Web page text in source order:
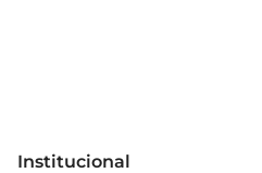
Institucional